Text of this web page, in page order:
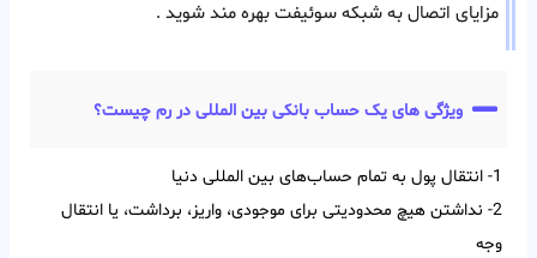
مزایای اتصال به شبکه سوئیفت بهره مند شوید .
ویژگی های یک حساب بانکی بین المللی در رم چیست؟
1- انتقال پول به تمام حساب‌‌های بین‌‌ المللی دنیا
2- نداشتن هیچ محدودیتی برای موجودی، واریز، برداشت، یا انتقال
وجه